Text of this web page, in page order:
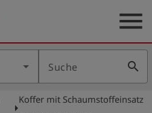
menu
Suche search
arrow_right
Koffer mit Schaumstoffeinsatz